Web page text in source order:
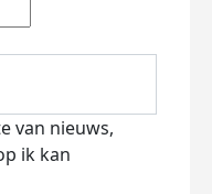
van nieuws,
ik kan